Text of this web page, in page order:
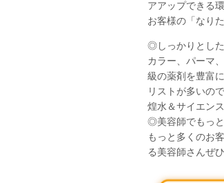
アアップできる
お客様の「なり
◎しっかりとし
カラー、パーマ
級の薬剤を豊富
リストが多いの
煌水＆サイエン
◎美容師でもっ
もっと多くのお
る美容師さんぜ